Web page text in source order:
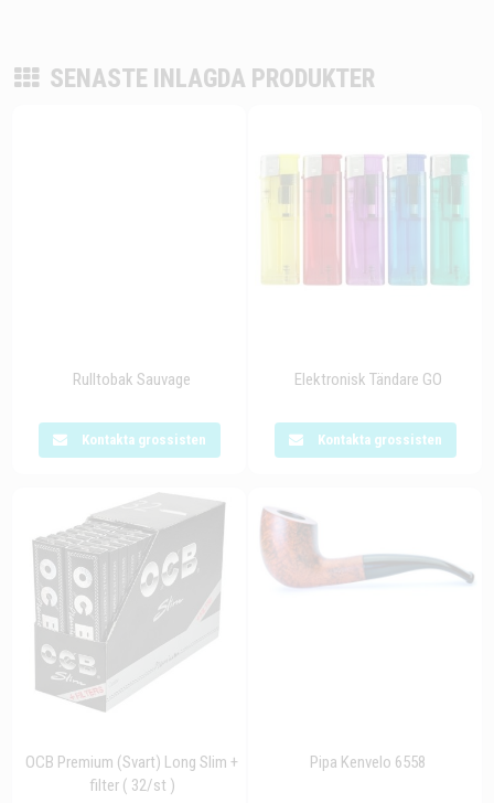
SENASTE INLAGDA PRODUKTER
Rulltobak Sauvage
Kontakta grossisten
Elektronisk Tändare GO
Kontakta grossisten
OCB Premium (Svart) Long Slim +
filter ( 32/st )
Pipa Kenvelo 6558